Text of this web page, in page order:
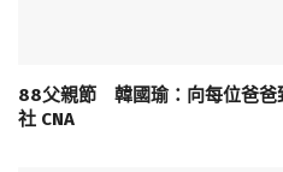
88父親節 韓國瑜：向每位爸爸
社 CNA